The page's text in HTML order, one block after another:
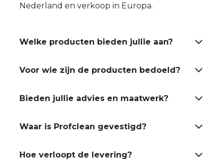
Nederland en verkoop in Europa.
Welke producten bieden jullie aan?
Voor wie zijn de producten bedoeld?
Bieden jullie advies en maatwerk?
Waar is Profclean gevestigd?
Hoe verloopt de levering?